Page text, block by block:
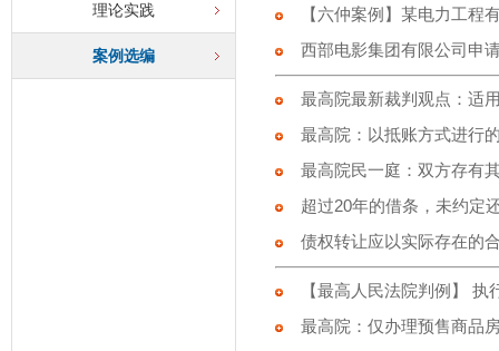
理论实践
案例选编
【六仲案例】某电力工程
西部电影集团有限公司申
最高院最新裁判观点：适
最高院：以抵账方式进行
最高院民一庭：双方存有
超过20年的借条，未约定
债权转让应以实际存在的
【最高人民法院判例】
最高院：仅办理预售商品